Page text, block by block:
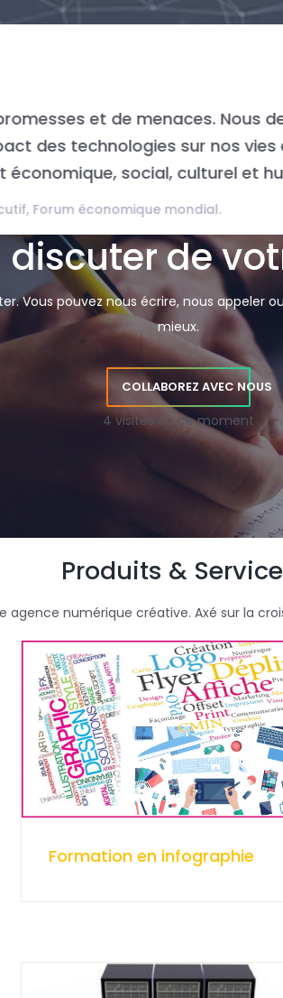
ce qui sépare les
au milieu de la transformation.
grande c’est le talent !
- VP Talent Solutions LinkedIn.
discuter de
Vous pouvez nous écrire, nous appeler
mieux.
COLLABOREZ AVEC NOUS
4 visites en ce moment
Produits &
agence numérique créative. Axé sur la
Formation en infographie